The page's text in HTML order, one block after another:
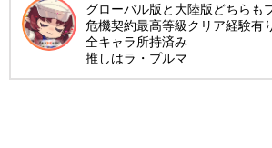
グローバル版と大陸版どちらも
危機契約最高等級クリア経験有
全キャラ所持済み
推しはラ・プルマ